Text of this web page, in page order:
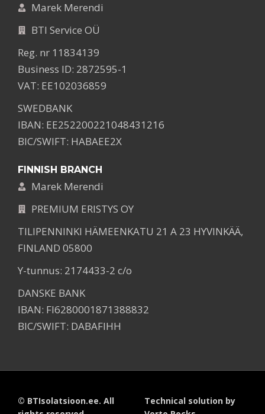
Marek Merendi
BTI Service OÜ
Reg. nr 11834139
Business ID: 2872595-1
VAT: EE102036859
SWEDBANK
IBAN: EE252200221048431216
BIC/SWIFT: HABAEE2X
FINNISH BRANCH
Marek Merendi
PREMIUM ERISTYS OY
TILIPENNINKI HÄMEENKATU 21 A 23 HYVINKÄÄ,
FINLAND 05800
Y-tunnus: 2174433-2 c/o
DANSKE BANK
IBAN: FI6280001871388832
BIC/SWIFT: DABAFIHH
© BTIsolatsioon.ee. All
Technical solution by